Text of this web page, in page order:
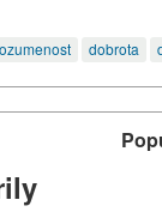
dobrota